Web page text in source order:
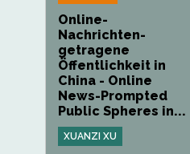
Online-
Nachrichten-
getragene
Öffentlichkeit in
China - Online
News-Prompted
Public Spheres in...
XUANZI XU